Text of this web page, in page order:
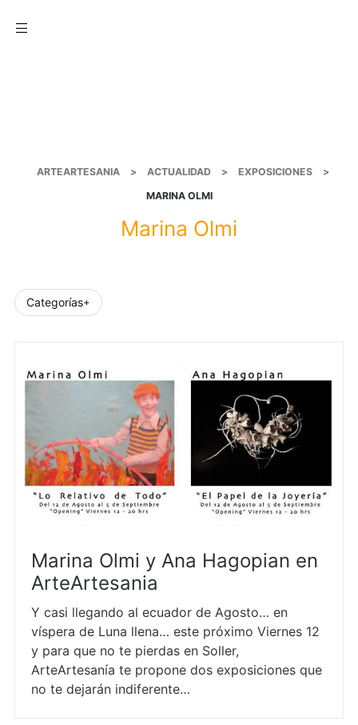
ARTEARTESANIA > ACTUALIDAD > EXPOSICIONES
>
MARINA OLMI
Marina Olmi
Categorías
Marina Olmi y Ana Hagopian en
ArteArtesania
Y casi llegando al ecuador de Agosto… en
víspera de Luna llena… este próximo Viernes 12
y para que no te pierdas en Soller,
ArteArtesanía te propone dos exposiciones que
no te dejarán indiferente…